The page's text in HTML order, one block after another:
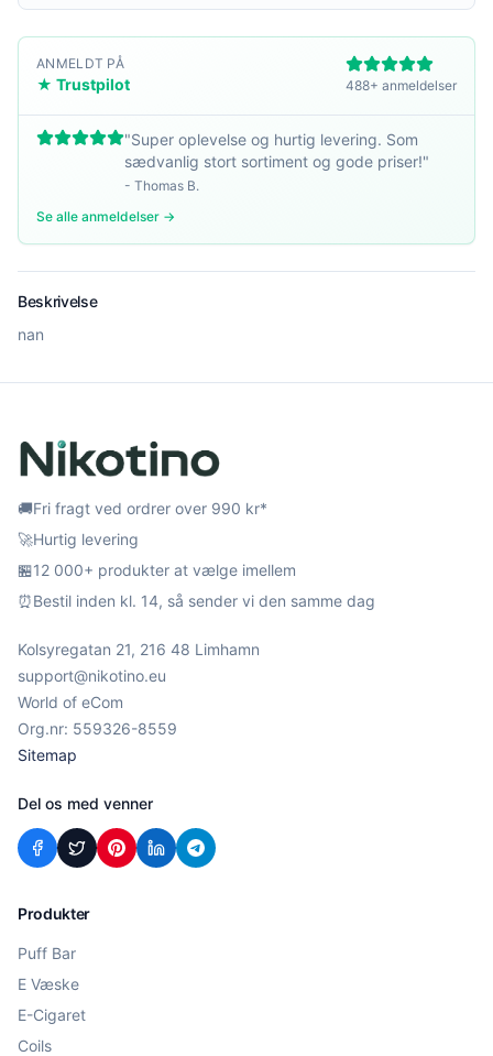
ANMELDT PÅ
★ Trustpilot 488+ anmeldelser
"Super oplevelse og hurtig levering. Som
sædvanlig stort sortiment og gode priser!"
- Thomas B.
Se alle anmeldelser →
Beskrivelse
nan
🚚Fri fragt ved ordrer over 990 kr*
🚀Hurtig levering
🏪12 000+ produkter at vælge imellem
⏰Bestil inden kl. 14, så sender vi den samme dag
Kolsyregatan 21, 216 48 Limhamn
support@nikotino.eu
World of eCom
Org.nr: 559326-8559
Sitemap
Del os med venner
Produkter
Puff Bar
E Væske
E-Cigaret
Coils